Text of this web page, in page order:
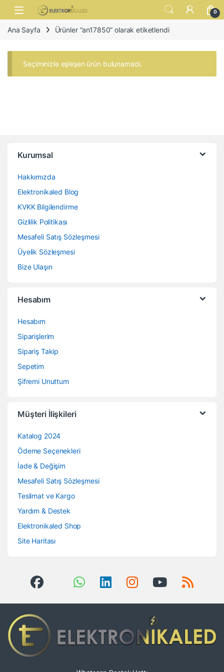
Skip to navigation
Skip to content
Open 0
Ana Sayfa Ürünler “an17850” olarak etiketlendi
Seçiminizle eşleşen ürün bulunamadı.
Kurumsal
Hakkımızda
Elektronikaled Blog
KVKK Bilgilendirme
Gizlilik Politikası
Mesafeli Satış Sözleşmesi
Üyelik Sözleşmesi
Bize Ulaşın
Hesabım
Hesabım
Siparişlerim
Sipariş Takip
Sepetim
Şifremi Unuttum
Müşteri İlişkileri
Katalog 2024
Ödeme Seçenekleri
İade & Değişim
Mesafeli Satış Sözleşmesi
Teslimat ve Kargo
Yardım & Destek
Elektronikaled Shop
Site Haritası